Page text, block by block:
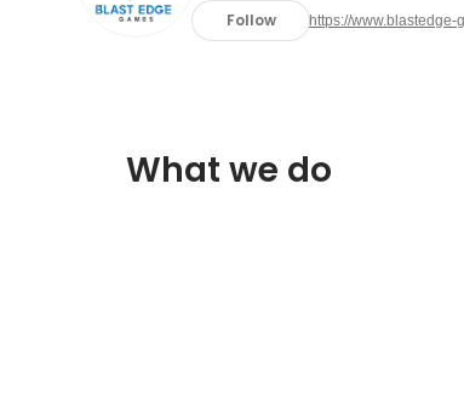
Follow https://www.blastedge-
What we do